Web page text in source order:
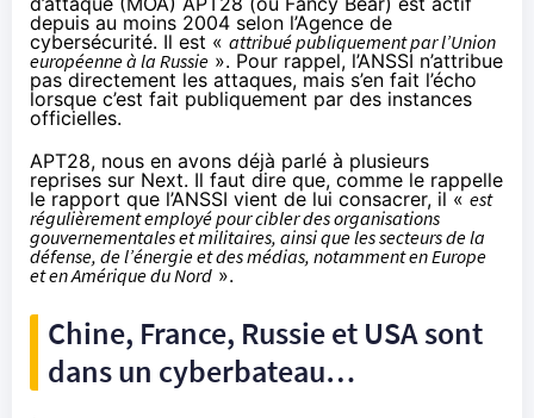
depuis au moins 2004 selon l’Agence de
cybersécurité. Il est « attribué publiquement par l’Union
européenne à la Russie ». Pour rappel, l’ANSSI n’attribue
pas directement les attaques, mais s’en fait l’écho
lorsque c’est fait publiquement par des instances
officielles.
APT28, nous en avons déjà parlé à plusieurs
reprises sur Next. Il faut dire que, comme le rappelle
le rapport que l’ANSSI vient de lui consacrer, il « est
régulièrement employé pour cibler des organisations
gouvernementales et militaires, ainsi que les secteurs de la
défense, de l’énergie et des médias, notamment en Europe
et en Amérique du Nord ».
Chine, France, Russie et USA sont
dans un cyberbateau…